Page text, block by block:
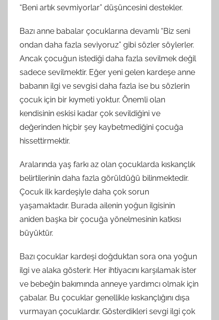
“Beni artık sevmiyorlar” düşüncesini destekler.
Bazı anne babalar çocuklarına devamlı “Biz seni
ondan daha fazla seviyoruz” gibi sözler söylerler.
Ancak çocuğun istediği daha fazla sevilmek değil
sadece sevilmektir. Eğer yeni gelen kardeşe anne
babanın ilgi ve sevgisi daha fazla ise bu sözlerin
çocuk için bir kıymeti yoktur. Önemli olan
kendisinin eskisi kadar çok sevildiğini ve
değerinden hiçbir şey kaybetmediğini çocuğa
hissettirmektir.
Aralarında yaş farkı az olan çocuklarda kıskançlık
belirtilerinin daha fazla görüldüğü bilinmektedir.
Çocuk ilk kardeşiyle daha çok sorun
yaşamaktadır. Burada ailenin yoğun ilgisinin
aniden başka bir çocuğa yönelmesinin katkısı
büyüktür.
Bazı çocuklar kardeşi doğduktan sora ona yoğun
ilgi ve alaka gösterir. Her ihtiyacını karşılamak ister
ve bebeğin bakımında anneye yardımcı olmak için
çabalar. Bu çocuklar genellikle kıskançlığını dışa
vurmayan çocuklardır. Gösterdikleri sevgi ilgi çok